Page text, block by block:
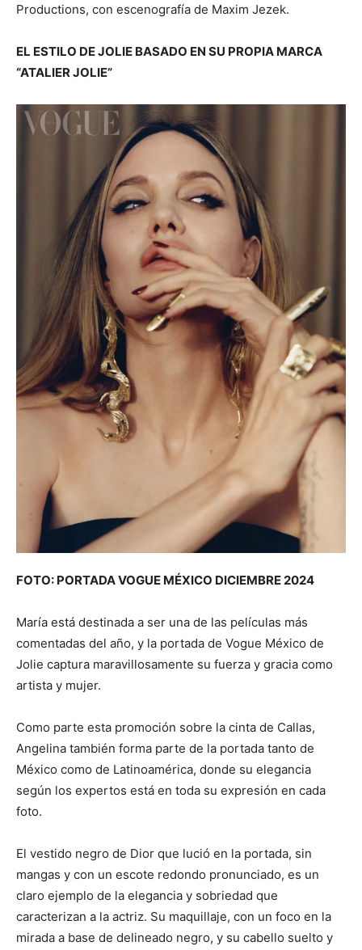
Productions, con escenografía de Maxim Jezek.
EL ESTILO DE JOLIE BASADO EN SU PROPIA MARCA
“ATALIER JOLIE”
FOTO: PORTADA VOGUE MÉXICO DICIEMBRE 2024
María está destinada a ser una de las películas más
comentadas del año, y la portada de Vogue México de
Jolie captura maravillosamente su fuerza y gracia como
artista y mujer.
Como parte esta promoción sobre la cinta de Callas,
Angelina también forma parte de la portada tanto de
México como de Latinoamérica, donde su elegancia
según los expertos está en toda su expresión en cada
foto.
El vestido negro de Dior que lució en la portada, sin
mangas y con un escote redondo pronunciado, es un
claro ejemplo de la elegancia y sobriedad que
caracterizan a la actriz. Su maquillaje, con un foco en la
mirada a base de delineado negro, y su cabello suelto y